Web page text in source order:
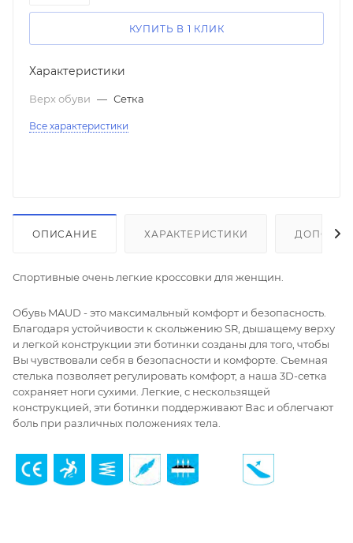
КУПИТЬ В 1 КЛИК
Характеристики
Верх обуви — Сетка
Все характеристики
ОПИСАНИЕ ХАРАКТЕРИСТИКИ
Спортивные очень легкие кроссовки для женщин.
Обувь MAUD - это максимальный комфорт и безопасность.
Благодаря устойчивости к скольжению SR, дышащему верху
и легкой конструкции эти ботинки созданы для того, чтобы
Вы чувствовали себя в безопасности и комфорте. Съемная
стелька позволяет регулировать комфорт, а наша 3D-сетка
сохраняет ноги сухими. Легкие, с нескользящей
конструкцией, эти ботинки поддерживают Вас и облегчают
боль при различных положениях тела.